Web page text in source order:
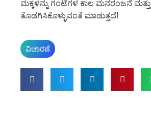
ಮಕ್ಕಳನ್ನು ಗಂಟೆಗಳ ಕಾಲ ಮನರಂಜನೆ ಮತ್ತು
ತೊಡಗಿಸಿಕೊಳ್ಳುವಂತೆ ಮಾಡುತ್ತದೆ!
ವಿಚಾರಣೆ